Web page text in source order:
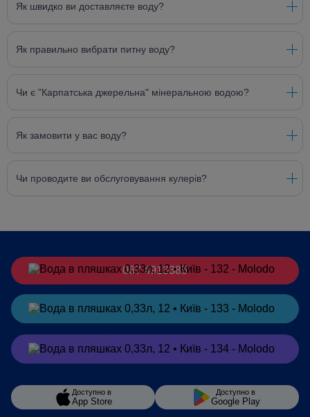
Як швидко ви доставляєте воду?
Як правильно вибрати питну воду?
Чи є "Карпатська джерельна" мінеральною водою?
Як замовити у вас воду?
Чи проводите ви обслуговування кулерів?
067 4913385
Замовити в Telegram
Замовитив Viber
Доступно в
App Store
Доступно в
Google Play